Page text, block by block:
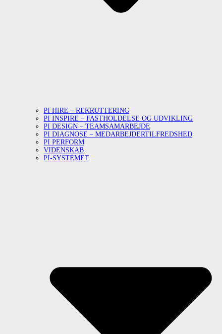
PI HIRE – REKRUTTERING
PI INSPIRE – FASTHOLDELSE OG UDVIKLING
PI DESIGN – TEAMSAMARBEJDE
PI DIAGNOSE – MEDARBEJDERTILFREDSHED
PI PERFORM
VIDENSKAB
PI-SYSTEMET